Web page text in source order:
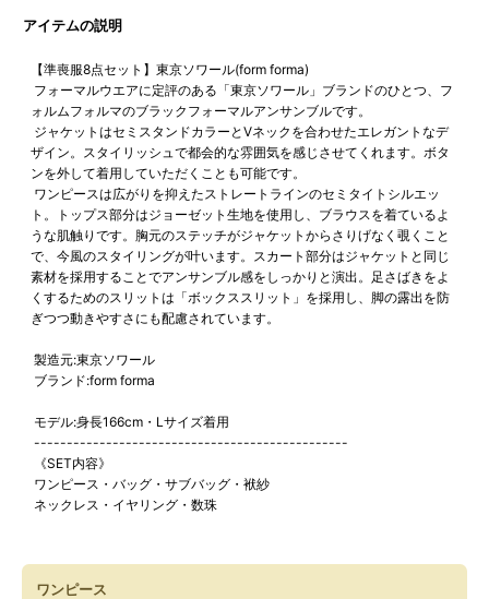
アイテムの説明
【準喪服8点セット】東京ソワール(form forma)
フォーマルウエアに定評のある「東京ソワール」ブランドのひとつ、フ
ォルムフォルマのブラックフォーマルアンサンブルです。
ジャケットはセミスタンドカラーとVネックを合わせたエレガントなデ
ザイン。スタイリッシュで都会的な雰囲気を感じさせてくれます。ボタ
ンを外して着用していただくことも可能です。
ワンピースは広がりを抑えたストレートラインのセミタイトシルエッ
ト。トップス部分はジョーゼット生地を使用し、ブラウスを着ているよ
うな肌触りです。胸元のステッチがジャケットからさりげなく覗くこと
で、今風のスタイリングが叶います。スカート部分はジャケットと同じ
素材を採用することでアンサンブル感をしっかりと演出。足さばきをよ
くするためのスリットは「ボックススリット」を採用し、脚の露出を防
ぎつつ動きやすさにも配慮されています。
製造元:東京ソワール
ブランド:form forma
モデル:身長166cm・Lサイズ着用
------------------------------------------------
《SET内容》
ワンピース・バッグ・サブバッグ・袱紗
ネックレス・イヤリング・数珠
ワンピース